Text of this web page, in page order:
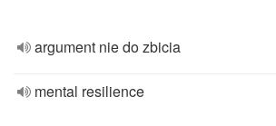
argument nie do zbicia
mental resilience